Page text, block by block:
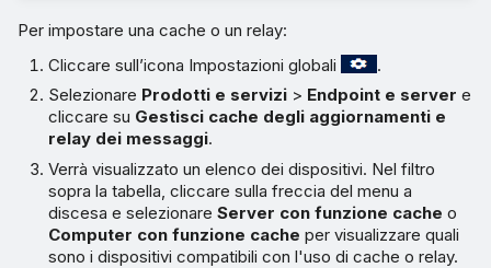
Per impostare una cache o un relay:
Cliccare sull’icona Impostazioni globali
.
Selezionare Prodotti e servizi > Endpoint e server e
cliccare su Gestisci cache degli aggiornamenti e
relay dei messaggi.
Verrà visualizzato un elenco dei dispositivi. Nel filtro
sopra la tabella, cliccare sulla freccia del menu a
discesa e selezionareServer con funzione cache o
Computer con funzione cache per visualizzare quali
sono i dispositivi compatibili con l'uso di cache o relay.